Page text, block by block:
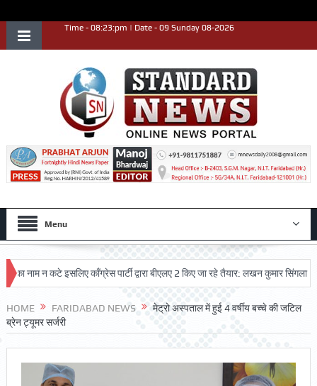
Time - 08:23:pm | Date - 09 Sunday 08-2026
Menu
न कटे इसलिए काँग्रेस पार्टी द्वारा बीएलए 2 किए जा रहे तैयार: लखन कुमार सिंगला
HOME FARIDABAD NEWS
मेट्रो अस्पताल में हुई 4 वर्षीय बच्चे की जटिल
ब्रेन ट्यूमर सर्जरी